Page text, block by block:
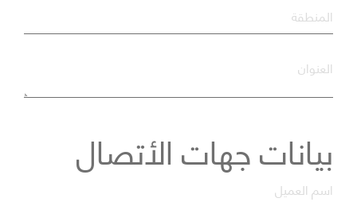
المنطقة
العنوان
بيانات جهات الأتصال
اسم العميل